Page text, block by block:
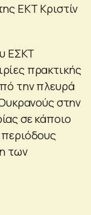
ΕΚΤ Κριστίν
ΕΣΚΤ
πρακτικής
την πλευρά
στην
σε κάποιο
των